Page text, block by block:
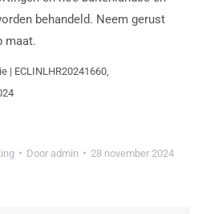
behandeld. Neem gerust
maat.
| ECLINLHR20241660,
Door admin 28 november 2024